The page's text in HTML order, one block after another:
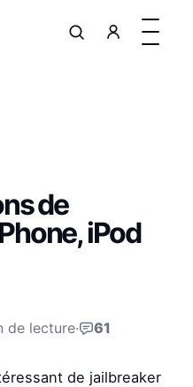
de
iPod
de lecture· 61
de jailbreaker